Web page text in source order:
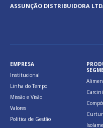
ASSUNÇÃO DISTRIBUIDORA
EMPRESA
Institucional
Linha do Tempo
Missão e Visão
Valores
Politica de Gestão